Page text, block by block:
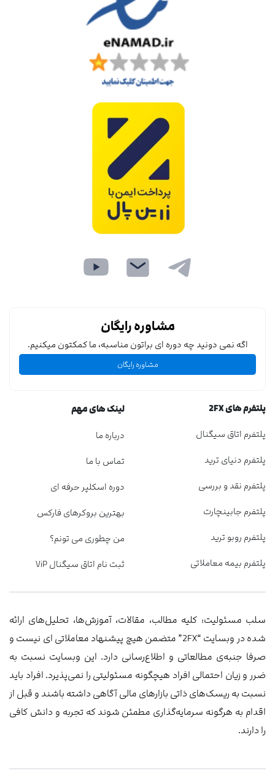
خانه دوره‌آموزشی بهترین‌بروکر پروفایل
مشاوره رایگان
اگه نمی دونید چه دوره ای براتون مناسبه، ما کمکتون میکنیم.
مشاوره رایگان
پلتفرم های 2FX
پلتفرم اتاق سیگنال
پلتفرم دنیای ترید
پلتفرم نقد و بررسی
پلتفرم جابینچارت
پلتفرم روبو ترید
پلتفرم بیمه معاملاتی
لینک های مهم
درباره ما
تماس با ما
دوره اسکلپر حرفه ای
بهترین بروکرهای فارکس
من چطوری می تونم؟
ثبت نام اتاق سیگنال ViP
سلب مسئولیت: کلیه مطالب، مقالات، آموزش‌ها، تحلیل‌های ارائه
شده در وبسایت “2FX” متضمن هیچ پیشنهاد معاملاتی ‌ای نیست و
صرفا جنبه‌ی مطالعاتی و اطلاع‌رسانی دارد. این وبسایت نسبت به
ضرر و زیان احتمالی افراد هیچگونه مسئولیتی را نمی‌پذیرد. افراد باید
نسبت به ریسک‌های ذاتی بازارهای مالی آگاهی داشته باشند و قبل از
اقدام به هرگونه سرمایه‌گذاری مطمئن شوند که تجربه و دانش کافی
را دارند.